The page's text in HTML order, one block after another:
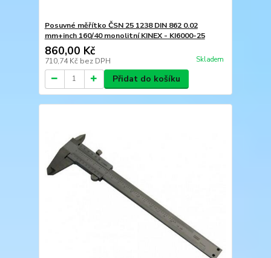
Posuvné měřítko ČSN 25 1238 DIN 862 0.02
mm+inch 160/40 monolitní KINEX - KI6000-25
860,00 Kč
710,74 Kč bez DPH Skladem
Přidat do košíku